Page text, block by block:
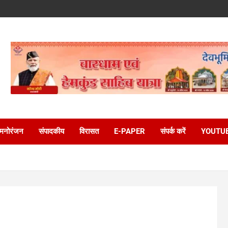
मनोरंजन संपादकीय विरासत E-PAPER संपर्क करें